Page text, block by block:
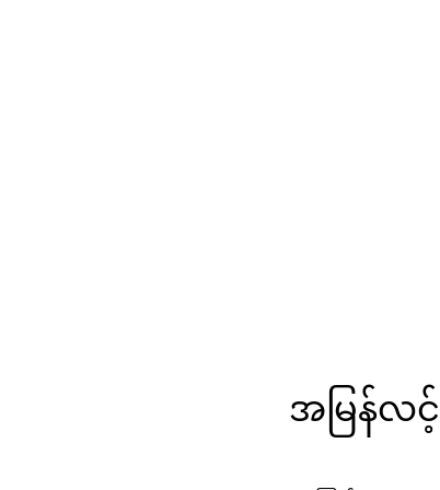
အမြန်လင့်